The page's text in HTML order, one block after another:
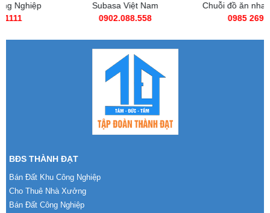
Subasa Việt Nam
Chuỗi đồ ăn nhanh Subasa
BĐS THÀNH ĐẠT
Bán Đất Khu Công Nghiệp
Cho Thuê Nhà Xưởng
Bán Đất Công Nghiệp